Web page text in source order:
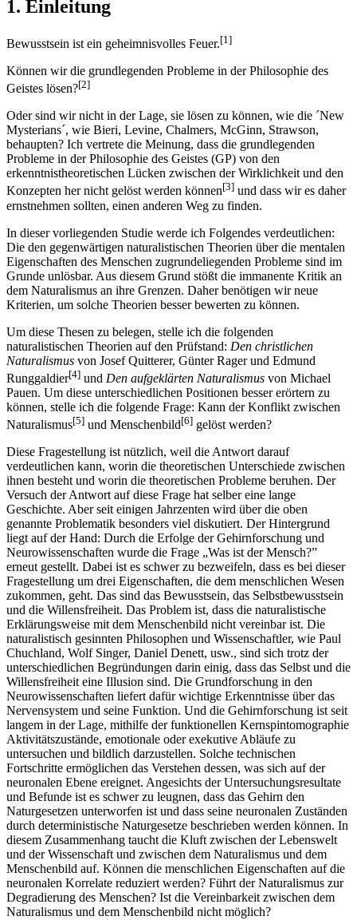
1. Einleitung
Bewusstsein ist ein geheimnisvolles Feuer.[1]
Können wir die grundlegenden Probleme in der Philosophie des
Geistes lösen?[2]
Oder sind wir nicht in der Lage, sie lösen zu können, wie die ´New
Mysterians´, wie Bieri, Levine, Chalmers, McGinn, Strawson,
behaupten? Ich vertrete die Meinung, dass die grundlegenden
Probleme in der Philosophie des Geistes (GP) von den
erkenntnistheoretischen Lücken zwischen der Wirklichkeit und den
Konzepten her nicht gelöst werden können[3] und dass wir es daher
ernstnehmen sollten, einen anderen Weg zu finden.
In dieser vorliegenden Studie werde ich Folgendes verdeutlichen:
Die den gegenwärtigen naturalistischen Theorien über die mentalen
Eigenschaften des Menschen zugrundeliegenden Probleme sind im
Grunde unlösbar. Aus diesem Grund stößt die immanente Kritik an
dem Naturalismus an ihre Grenzen. Daher benötigen wir neue
Kriterien, um solche Theorien besser bewerten zu können.
Um diese Thesen zu belegen, stelle ich die folgenden
naturalistischen Theorien auf den Prüfstand: Den christlichen
Naturalismus von Josef Quitterer, Günter Rager und Edmund
Runggaldier[4] und Den aufgeklärten Naturalismus von Michael
Pauen. Um diese unterschiedlichen Positionen besser erörtern zu
können, stelle ich die folgende Frage: Kann der Konflikt zwischen
Naturalismus[5] und Menschenbild[6] gelöst werden?
Diese Fragestellung ist nützlich, weil die Antwort darauf
verdeutlichen kann, worin die theoretischen Unterschiede zwischen
ihnen besteht und worin die theoretischen Probleme beruhen. Der
Versuch der Antwort auf diese Frage hat selber eine lange
Geschichte. Aber seit einigen Jahrzenten wird über die oben
genannte Problematik besonders viel diskutiert. Der Hintergrund
liegt auf der Hand: Durch die Erfolge der Gehirnforschung und
Neurowissenschaften wurde die Frage „Was ist der Mensch?”
erneut gestellt. Dabei ist es schwer zu bezweifeln, dass es bei dieser
Fragestellung um drei Eigenschaften, die dem menschlichen Wesen
zukommen, geht. Das sind das Bewusstsein, das Selbstbewusstsein
und die Willensfreiheit. Das Problem ist, dass die naturalistische
Erklärungsweise mit dem Menschenbild nicht vereinbar ist. Die
naturalistisch gesinnten Philosophen und Wissenschaftler, wie Paul
Chuchland, Wolf Singer, Daniel Denett, usw., sind sich trotz der
unterschiedlichen Begründungen darin einig, dass das Selbst und die
Willensfreiheit eine Illusion sind. Die Grundforschung in den
Neurowissenschaften liefert dafür wichtige Erkenntnisse über das
Nervensystem und seine Funktion. Und die Gehirnforschung ist seit
langem in der Lage, mithilfe der funktionellen Kernspintomographie
Aktivitätszustände, emotionale oder exekutive Abläufe zu
untersuchen und bildlich darzustellen. Solche technischen
Fortschritte ermöglichen das Verstehen dessen, was sich auf der
neuronalen Ebene ereignet. Angesichts der Untersuchungsresultate
und Befunde ist es schwer zu leugnen, dass das Gehirn den
Naturgesetzen unterworfen ist und dass seine neuronalen Zuständen
durch deterministische Naturgesetze beschrieben werden können. In
diesem Zusammenhang taucht die Kluft zwischen der Lebenswelt
und der Wissenschaft und zwischen dem Naturalismus und dem
Menschenbild auf. Können die menschlichen Eigenschaften auf die
neuronalen Korrelate reduziert werden? Führt der Naturalismus zur
Degradierung des Menschen? Ist die Vereinbarkeit zwischen dem
Naturalismus und dem Menschenbild nicht möglich?